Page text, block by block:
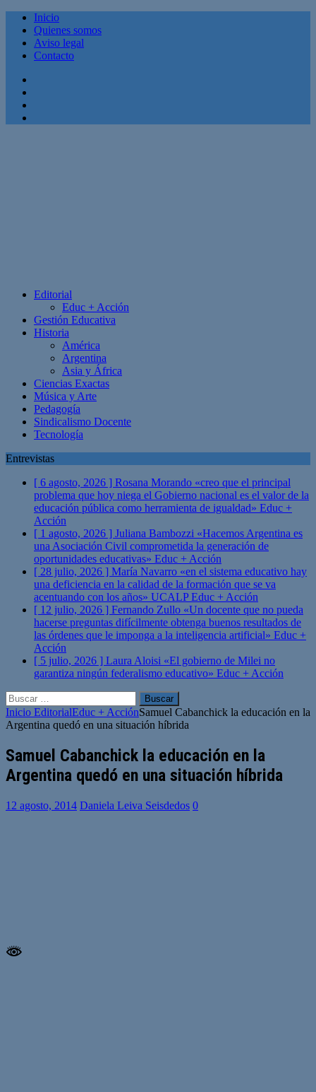
Inicio
Quienes somos
Aviso legal
Contacto
Editorial
Educ + Acción
Gestión Educativa
Historia
América
Argentina
Asia y África
Ciencias Exactas
Música y Arte
Pedagogía
Sindicalismo Docente
Tecnología
Entrevistas
[ 6 agosto, 2026 ] Rosana Morando «creo que el principal
problema que hoy niega el Gobierno nacional es el valor de la
educación pública como herramienta de igualdad» Educ +
Acción
[ 1 agosto, 2026 ] Juliana Bambozzi «Hacemos Argentina es
una Asociación Civil comprometida la generación de
oportunidades educativas» Educ + Acción
[ 28 julio, 2026 ] María Navarro «en el sistema educativo hay
una deficiencia en la calidad de la formación que se va
acentuando con los años» UCALPEduc + Acción
[ 12 julio, 2026 ] Fernando Zullo «Un docente que no pueda
hacerse preguntas difícilmente obtenga buenos resultados de
las órdenes que le imponga a la inteligencia artificial» Educ +
Acción
[ 5 julio, 2026 ] Laura Aloisi «El gobierno de Milei no
garantiza ningún federalismo educativo» Educ + Acción
Buscar:
Inicio EditorialEduc + AcciónSamuel Cabanchick la educación en la
Argentina quedó en una situación híbrida
Samuel Cabanchick la educación en la
Argentina quedó en una situación híbrida
12 agosto, 2014 Daniela Leiva Seisdedos 0